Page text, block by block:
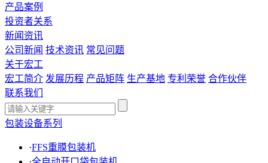
产品案例
投资者关系
新闻资讯
公司新闻 技术资讯 常见问题
关于宏工
宏工简介 发展历程 产品矩阵 生产基地 专利荣誉 合作伙伴
联系我们
包装设备系列
·FFS重膜包装机